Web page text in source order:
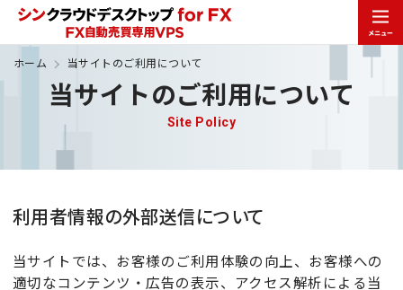
ホーム 当サイトのご利用について
当サイトのご利用について
Site Policy
利用者情報の外部送信について
当サイトでは、お客様のご利用体験の向上、お客様への
適切なコンテンツ・広告の表示、アクセス解析による当